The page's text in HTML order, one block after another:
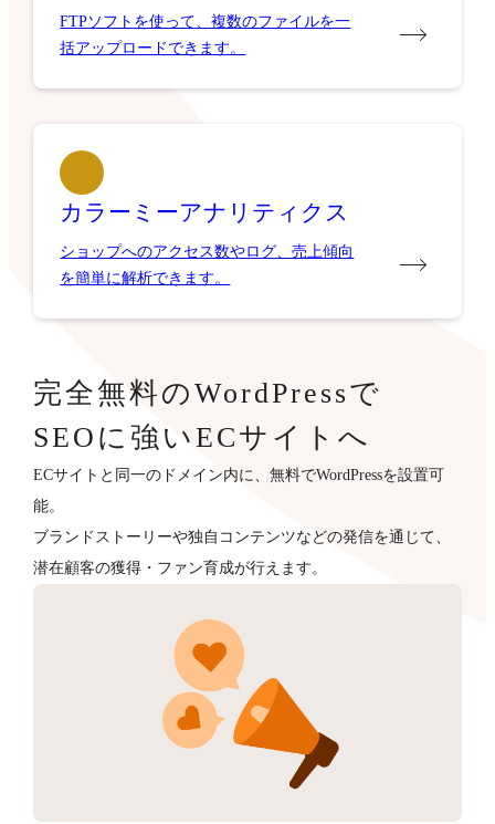
FTPソフトを使って、複数のファイルを一
括アップロードできます。
カラーミーアナリティクス
ショップへのアクセス数やログ、売上傾向
を簡単に解析できます。
完全無料のWordPressで
SEOに強いECサイトへ
ECサイトと同一のドメイン内に、無料でWordPressを設置可
能。
ブランドストーリーや独自コンテンツなどの発信を通じて、
潜在顧客の獲得・ファン育成が行えます。